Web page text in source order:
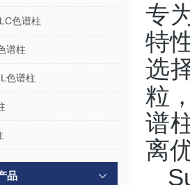
色谱柱
谱柱
色谱柱
品
专
特
选
粒
谱
离